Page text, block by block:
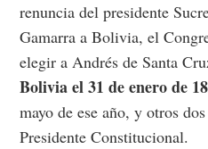
renuncia del presidente
Gamarra a Bolivia, el
elegir a Andrés de Santa
Bolivia el 31 de enero de
mayo de ese año, y otros
Presidente Constitucional.